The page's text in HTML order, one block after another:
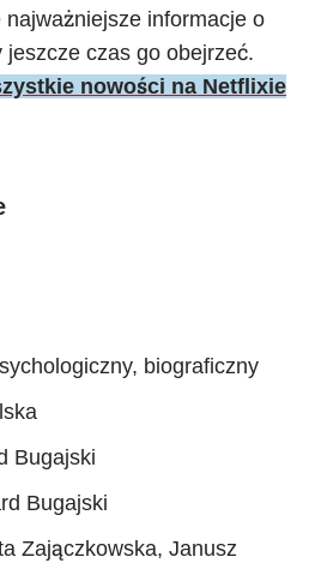
informacje o
czas go obejrzeć.
nowości na Netflixie
biograficzny
Bugajski
Bugajski
Zajączkowska, Janusz